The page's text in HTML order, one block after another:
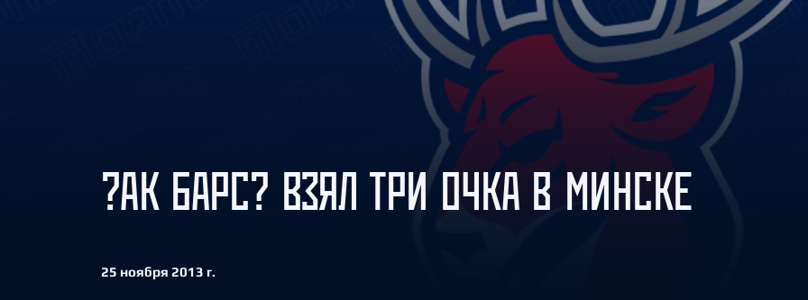
Амур
Барыс
Салават Юлаев
Сибирь
?АК БАРС? ВЗЯЛ ТРИ ОЧКА В МИНСКЕ
25 ноября 2013 г.